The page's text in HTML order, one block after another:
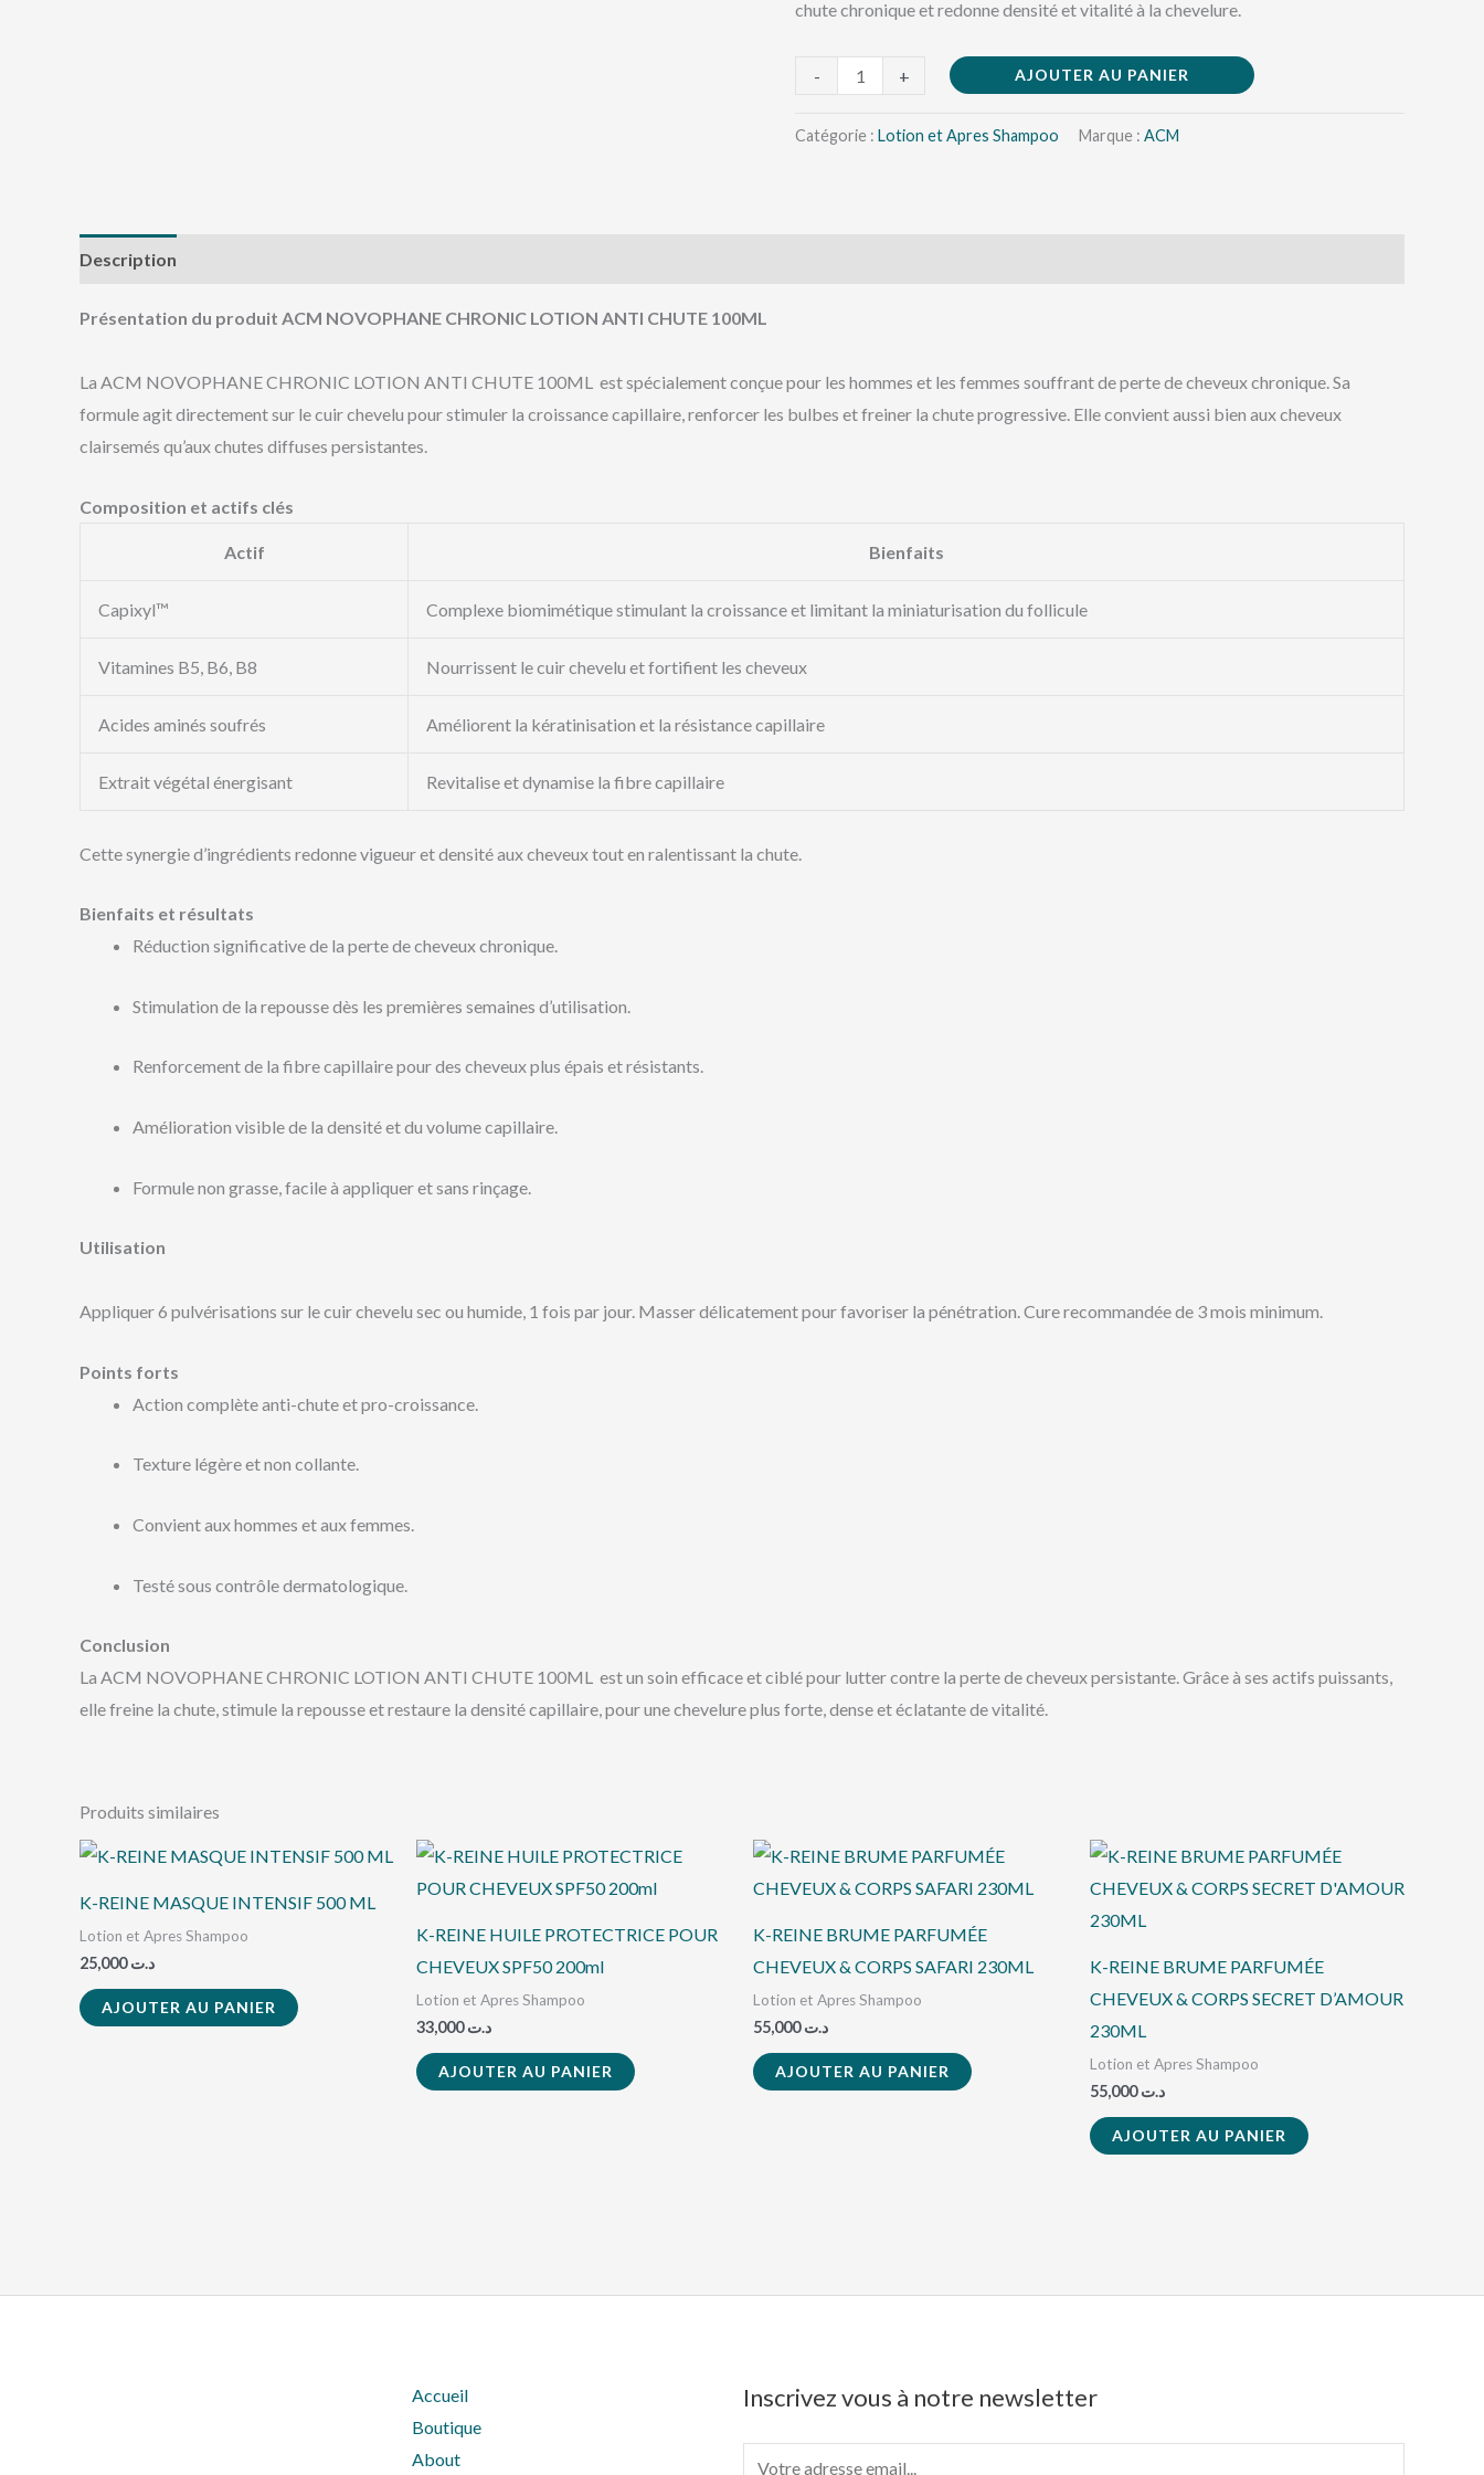
chute chronique et redonne densité et vitalité à la chevelure.
- + AJOUTER AU PANIER
Catégorie : Lotion et Apres Shampoo Marque : ACM
Description
Présentation du produit ACM NOVOPHANE CHRONIC LOTION ANTI CHUTE 100ML
La ACM NOVOPHANE CHRONIC LOTION ANTI CHUTE 100ML est spécialement conçue pour les hommes et les femmes souffrant de perte de cheveux chronique. Sa
formule agit directement sur le cuir chevelu pour stimuler la croissance capillaire, renforcer les bulbes et freiner la chute progressive. Elle convient aussi bien aux cheveux
clairsemés qu’aux chutes diffuses persistantes.
Composition et actifs clés
Actif Bienfaits
Capixyl™ Complexe biomimétique stimulant la croissance et limitant la miniaturisation du follicule
Vitamines B5, B6, B8 Nourrissent le cuir chevelu et fortifient les cheveux
Acides aminés soufrés Améliorent la kératinisation et la résistance capillaire
Extrait végétal énergisant Revitalise et dynamise la fibre capillaire
Cette synergie d’ingrédients redonne vigueur et densité aux cheveux tout en ralentissant la chute.
Bienfaits et résultats
Réduction significative de la perte de cheveux chronique.
Stimulation de la repousse dès les premières semaines d’utilisation.
Renforcement de la fibre capillaire pour des cheveux plus épais et résistants.
Amélioration visible de la densité et du volume capillaire.
Formule non grasse, facile à appliquer et sans rinçage.
Utilisation
Appliquer 6 pulvérisations sur le cuir chevelu sec ou humide, 1 fois par jour. Masser délicatement pour favoriser la pénétration. Cure recommandée de 3 mois minimum.
Points forts
Action complète anti-chute et pro-croissance.
Texture légère et non collante.
Convient aux hommes et aux femmes.
Testé sous contrôle dermatologique.
Conclusion
La ACM NOVOPHANE CHRONIC LOTION ANTI CHUTE 100ML est un soin efficace et ciblé pour lutter contre la perte de cheveux persistante. Grâce à ses actifs puissants,
elle freine la chute, stimule la repousse et restaure la densité capillaire, pour une chevelure plus forte, dense et éclatante de vitalité.
Produits similaires
K-REINE MASQUE INTENSIF 500 ML
Lotion et Apres Shampoo
د.ت25,000
AJOUTER AU PANIER
K-REINE HUILE PROTECTRICE POUR
CHEVEUX SPF50 200ml
Lotion et Apres Shampoo
د.ت33,000
AJOUTER AU PANIER
K-REINE BRUME PARFUMÉE
CHEVEUX & CORPS SAFARI 230ML
Lotion et Apres Shampoo
د.ت55,000
AJOUTER AU PANIER
K-REINE BRUME PARFUMÉE
CHEVEUX & CORPS SECRET D’AMOUR
230ML
Lotion et Apres Shampoo
د.ت55,000
AJOUTER AU PANIER
Accueil
Boutique
About
Inscrivez vous à notre newsletter